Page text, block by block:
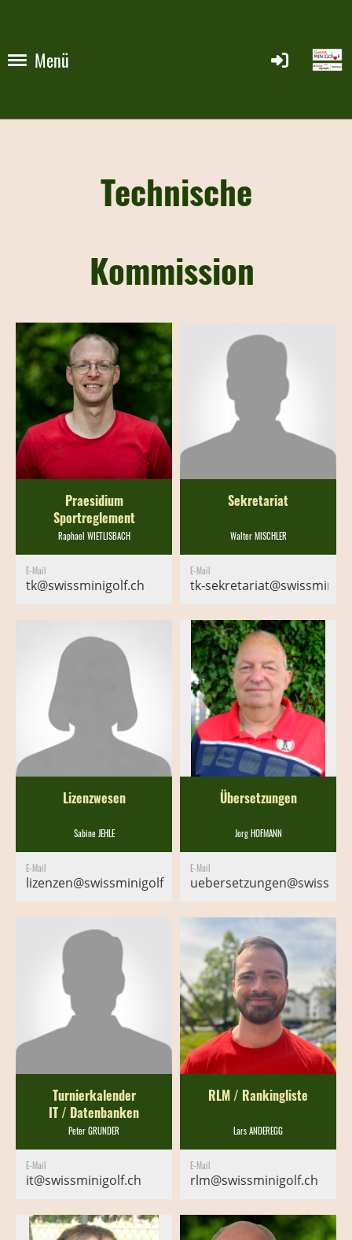
Menü
Technische
Kommission
Praesidium
Sportreglement
Raphael WIETLISBACH
E-Mail
tk@swissminigolf.ch
Sekretariat
Walter MISCHLER
E-Mail
tk-
Lizenzwesen
Sabine JEHLE
E-Mail
lizenzen@swissminigolf.ch
Übersetzungen
Jorg HOFMANN
E-Mail
Turnierkalender
IT / Datenbanken
Peter GRUNDER
E-Mail
it@swissminigolf.ch
RLM / Rankingliste
Lars ANDEREGG
E-Mail
rlm@swissminigolf.ch